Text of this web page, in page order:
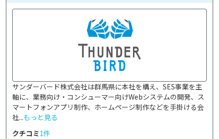
サンダーバード株式会社は群馬県に本社を構え、SES事業を主
軸に、業務向け・コンシューマー向けWebシステムの開発、ス
マートフォンアプリ制作、ホームページ制作などを手掛ける会
社...もっと見る
クチコミ1件